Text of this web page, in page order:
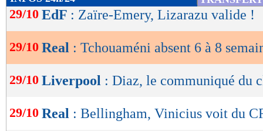
de
OK
29/10 EdF : Zaïre-Emery, Lizarazu valide !
29/10 Real : Tchouaméni absent 6 à 8
29/10 Liverpool : Diaz, le communiqué du
29/10 Real : Bellingham, Vinicius voit du